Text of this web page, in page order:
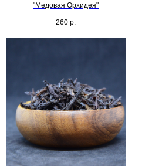
"Медовая Орхидея"
260 р.